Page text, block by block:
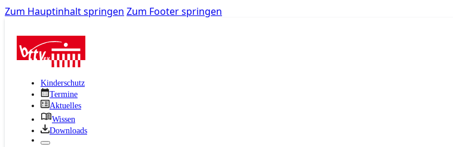
Zum Hauptinhalt springen Zum Footer springen
Kinderschutz
Termine
Aktuelles
Wissen
Downloads